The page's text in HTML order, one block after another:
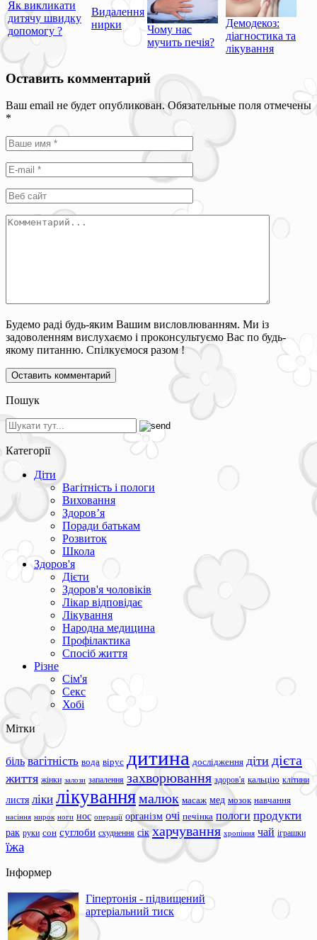
Як викликати
дитячу швидку
допомогу ?
Видалення
нирки
Чому нас
мучить печія?
Демодекоз:
діагностика та
лікування
Оставить комментарий
Ваш email не будет опубликован. Обязательные поля отмечены
*
Будемо раді будь-яким Вашим висловлюванням. Ми із
задоволенням вислухаємо і проконсультуємо Вас по будь-
якому питанню. Спілкуємося разом !
Пошук
Категорії
Діти
Вагітність і пологи
Виховання
Здоров’я
Поради батькам
Розвиток
Школа
Здоров'я
Дієти
Здоров'я чоловіків
Лікар відповідає
Лікування
Народна медицина
Профілактика
Спосіб життя
Різне
Сім'я
Секс
Хобі
Мітки
біль вагітність вода вірус дитина дослідження діти дієта
життя жінки залози запалення захворювання здоров'я кальцію клітини
листя ліки лікуваннямалюк масаж мед мозок навчання
насіння нирок ноги нос операції організм очі печінка пологи продукти
рак руки сон суглоби схуднення сік харчування хропіння чай іграшки
їжа
Інформер
Гіпертонія - підвищений
артеріальний тиск